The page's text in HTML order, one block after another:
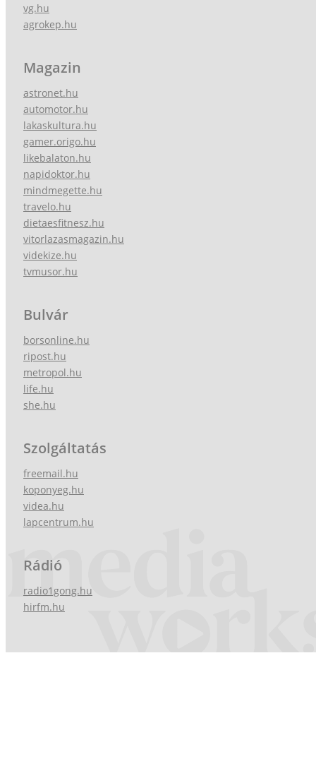
vg.hu
agrokep.hu
Magazin
astronet.hu
automotor.hu
lakaskultura.hu
gamer.origo.hu
likebalaton.hu
napidoktor.hu
mindmegette.hu
travelo.hu
dietaesfitnesz.hu
vitorlazasmagazin.hu
videkize.hu
tvmusor.hu
Bulvár
borsonline.hu
ripost.hu
metropol.hu
life.hu
she.hu
Szolgáltatás
freemail.hu
koponyeg.hu
videa.hu
lapcentrum.hu
Rádió
radio1gong.hu
hirfm.hu